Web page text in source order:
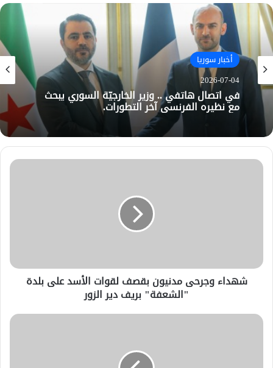
أخبار سوريا
2026-07-04
في اتصال هاتفي .. وزير الخارجيّة السوري يبحث
مع نظيره الفرنسي آخر التطورات.
شهداء وجرحى مدنيون بقصف لقوات الأسد على بلدة
"الشعفة" بريف دير الزور